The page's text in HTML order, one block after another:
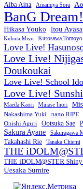
Aiba Aina Amamiya Sora
BanG Dream!
Hikasa Youko
Itou Ayasa
Kubota Miyu Kurosawa Tomoyo
Love Live!
Love Live!
Doukoukai
Love Live! School
Love Live!
Maeda Kaori Minase Inori
Nakashima Yuki nano.RIPE
Onishi Aguri Ootsuka Sae
Sakura Ayane Sakuragawa
Takahashi Rie Tanaka Chiemi
THE
THE iDOLM@STER Shiny
Uesaka Sumire